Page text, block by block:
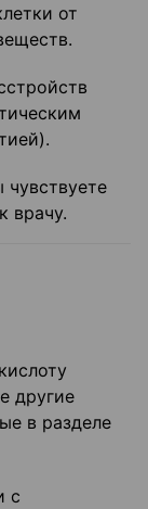
от
чувствуете
врачу.
другие
в разделе
с